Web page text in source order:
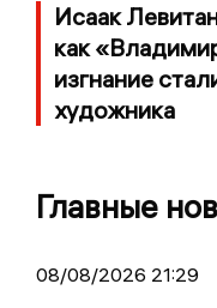
Исаак
как
изгнание
художника
Главные
08/08/2026 21:29